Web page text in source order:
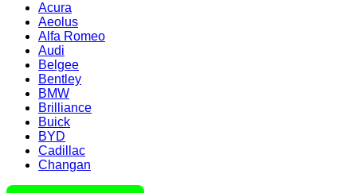
Acura
Aeolus
Alfa Romeo
Audi
Belgee
Bentley
BMW
Brilliance
Buick
BYD
Cadillac
Changan